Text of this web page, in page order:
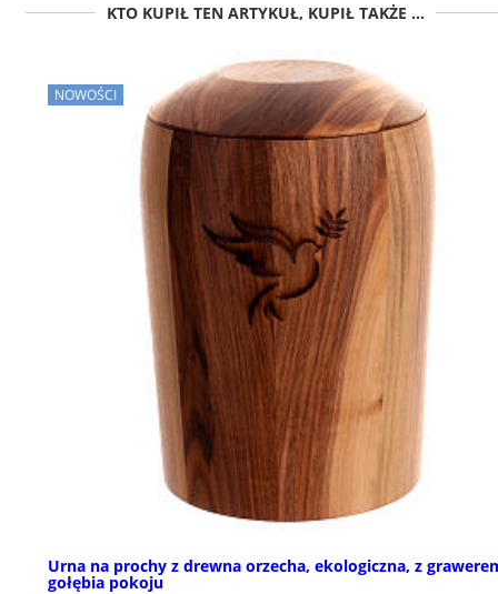
KTO KUPIŁ TEN ARTYKUŁ, KUPIŁ TAKŻE ...
NOWOŚCI
Urna na prochy z drewna orzecha, ekologiczna, z
gołębia pokoju